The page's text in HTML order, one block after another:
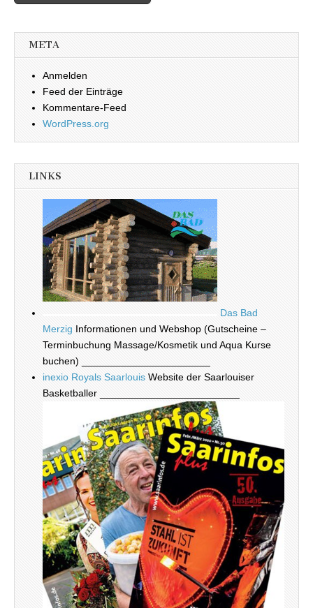
META
Anmelden
Feed der Einträge
Kommentare-Feed
WordPress.org
LINKS
Das Bad
Merzig Informationen und Webshop (Gutscheine –
Terminbuchung Massage/Kosmetik und Aqua Kurse
buchen) _______________________
inexio Royals Saarlouis Website der Saarlouiser
Basketballer _________________________